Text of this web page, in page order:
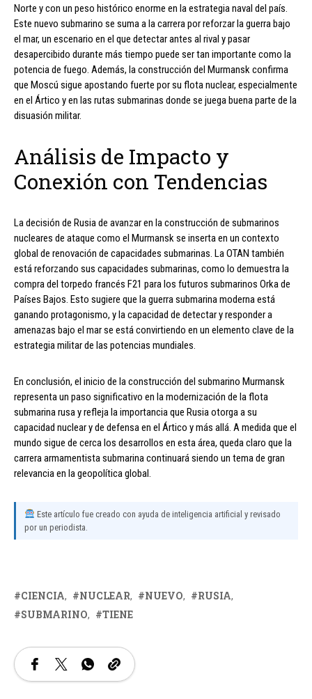
Norte y con un peso histórico enorme en la estrategia naval del país.
Este nuevo submarino se suma a la carrera por reforzar la guerra bajo
el mar, un escenario en el que detectar antes al rival y pasar
desapercibido durante más tiempo puede ser tan importante como la
potencia de fuego. Además, la construcción del Murmansk confirma
que Moscú sigue apostando fuerte por su flota nuclear, especialmente
en el Ártico y en las rutas submarinas donde se juega buena parte de la
disuasión militar.
Análisis de Impacto y
Conexión con Tendencias
La decisión de Rusia de avanzar en la construcción de submarinos
nucleares de ataque como el Murmansk se inserta en un contexto
global de renovación de capacidades submarinas. La OTAN también
está reforzando sus capacidades submarinas, como lo demuestra la
compra del torpedo francés F21 para los futuros submarinos Orka de
Países Bajos. Esto sugiere que la guerra submarina moderna está
ganando protagonismo, y la capacidad de detectar y responder a
amenazas bajo el mar se está convirtiendo en un elemento clave de la
estrategia militar de las potencias mundiales.
En conclusión, el inicio de la construcción del submarino Murmansk
representa un paso significativo en la modernización de la flota
submarina rusa y refleja la importancia que Rusia otorga a su
capacidad nuclear y de defensa en el Ártico y más allá. A medida que el
mundo sigue de cerca los desarrollos en esta área, queda claro que la
carrera armamentista submarina continuará siendo un tema de gran
relevancia en la geopolítica global.
Este artículo fue creado con ayuda de inteligencia artificial y revisado
por un periodista.
CIENCIA NUCLEAR NUEVO
RUSIA
SUBMARINO
TIENE